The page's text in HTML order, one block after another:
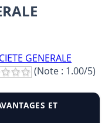
GENERALE
(Note : 1.00/5)
ET